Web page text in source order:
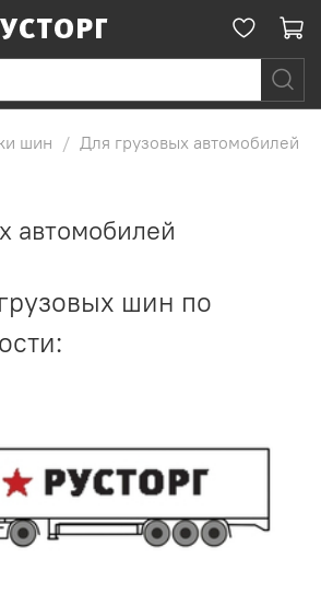
шин Для грузовых автомобилей
автомобилей
шин по